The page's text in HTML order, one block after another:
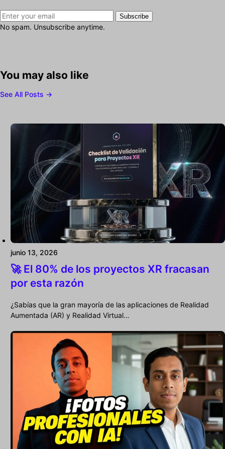
Subscribe
No spam. Unsubscribe anytime.
You may also like
See All Posts →
junio 13, 2026
🚀 El 80% de los proyectos XR fracasan
por esta razón
¿Sabías que la gran mayoría de las aplicaciones de Realidad
Aumentada (AR) y Realidad Virtual…